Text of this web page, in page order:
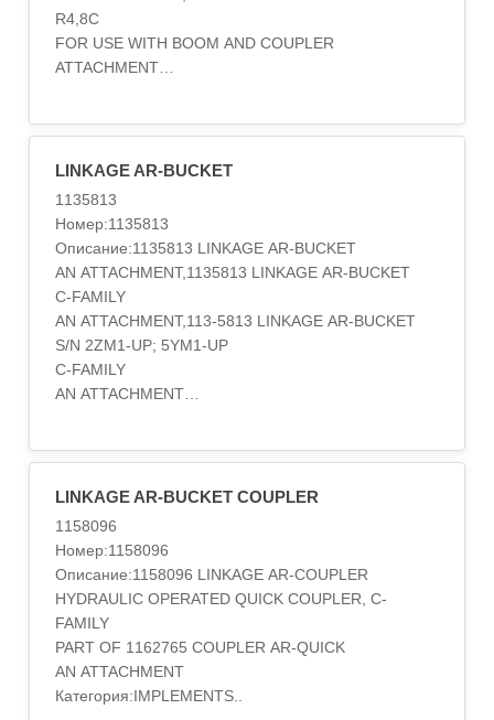
R4,8C
FOR USE WITH BOOM AND COUPLER
ATTACHMENT
COUPLER-R4,8C
FOR USE WITH , BOOM AND COUPLER
Категория:IMPLEMENTS..
LINKAGE AR-BUCKET
1135813
Номер:1135813
Описание:1135813 LINKAGE AR-BUCKET
AN ATTACHMENT,1135813 LINKAGE AR-BUCKET
C-FAMILY
AN ATTACHMENT,113-5813 LINKAGE AR-BUCKET
S/N 2ZM1-UP; 5YM1-UP
C-FAMILY
AN ATTACHMENT
LINKAGE AR-BUCKET COUPLER
1158096
Номер:1158096
Описание:1158096 LINKAGE AR-COUPLER
HYDRAULIC OPERATED QUICK COUPLER, C-
FAMILY
PART OF 1162765 COUPLER AR-QUICK
AN ATTACHMENT
Категория:IMPLEMENTS..